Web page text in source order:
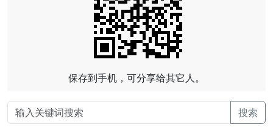
保存到手机，可分享给其它人。
搜索